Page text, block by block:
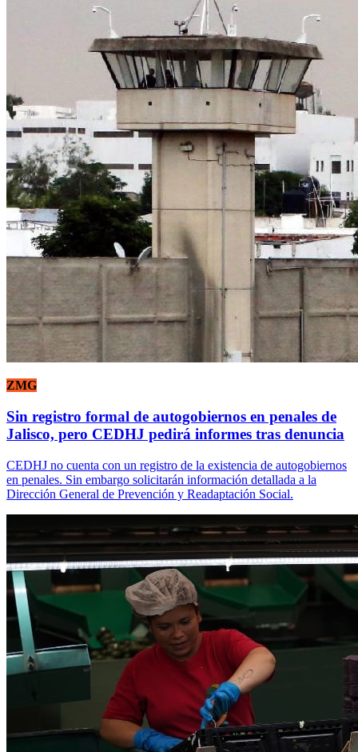
ZMG
Sin registro formal de autogobiernos en penales de
Jalisco, pero CEDHJ pedirá informes tras denuncia
CEDHJ no cuenta con un registro de la existencia de autogobiernos
en penales. Sin embargo solicitarán información detallada a la
Dirección General de Prevención y Readaptación Social.